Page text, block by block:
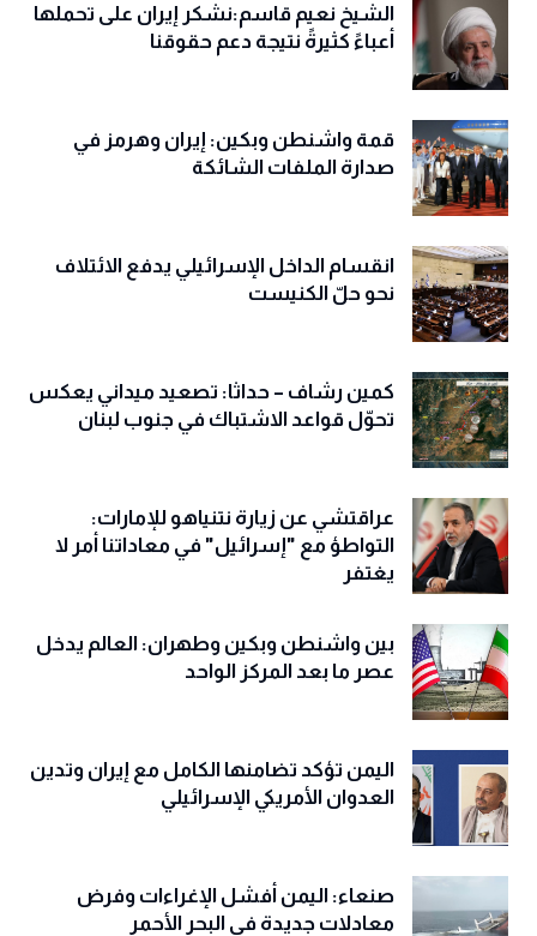
الشيخ نعيم قاسم:نشكر إيران على تحملها
أعباءً كثيرةً نتيجة دعم حقوقنا
قمة واشنطن وبكين: إيران وهرمز في
صدارة الملفات الشائكة
انقسام الداخل الإسرائيلي يدفع الائتلاف
نحو حلّ الكنيست
كمين رشاف – حداثا: تصعيد ميداني يعكس
تحوّل قواعد الاشتباك في جنوب لبنان
عراقتشي عن زيارة نتنياهو للإمارات:
التواطؤ مع "إسرائيل" في معاداتنا أمر لا
يغتفر
بين واشنطن وبكين وطهران: العالم يدخل
عصر ما بعد المركز الواحد
اليمن تؤكد تضامنها الكامل مع إيران وتدين
العدوان الأمريكي الإسرائيلي
صنعاء: اليمن أفشل الإغراءات وفرض
معادلات جديدة في البحر الأحمر